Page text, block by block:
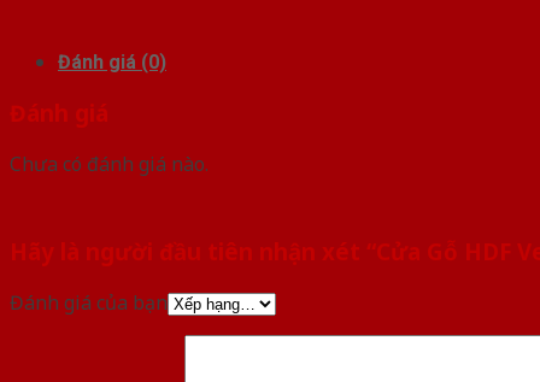
Đánh giá (0)
Đánh giá
Chưa có đánh giá nào.
Hãy là người đầu tiên nhận xét “Cửa Gỗ HDF
Đánh giá của bạn